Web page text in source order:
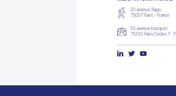
20 avenue Rapp
75007 Paris - France
55 avenue bosquet
75330 Paris Cedex 7 -